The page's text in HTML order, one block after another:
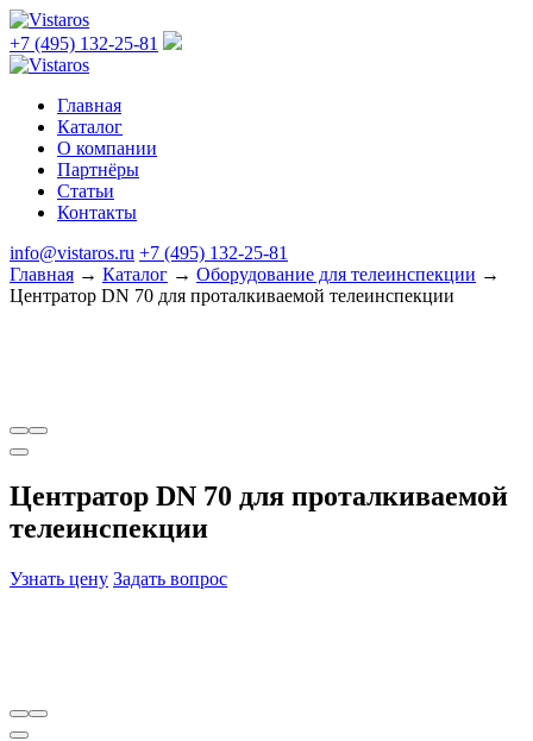
+7 (495) 132-25-81
Главная
Каталог
О компании
Партнёры
Статьи
Контакты
info@vistaros.ru +7 (495) 132-25-81
Главная → Каталог → Оборудование для телеинспекции →
Центратор DN 70 для проталкиваемой телеинспекции
Центратор DN 70 для проталкиваемой
телеинспекции
Узнать цену Задать вопрос